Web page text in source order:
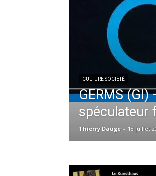
CULTURE SOCIÉTÉ
GERMS
spéculateur
Thierry Dauge - 18 juillet